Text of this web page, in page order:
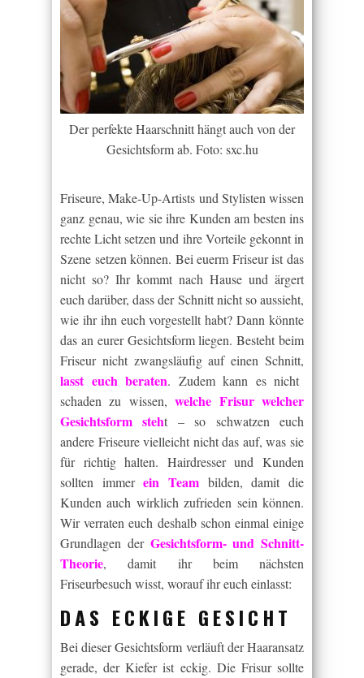
Der perfekte Haarschnitt hängt auch von der
Gesichtsform ab. Foto: sxc.hu
Friseure, Make-Up-Artists und Stylisten wissen
ganz genau, wie sie ihre Kunden am besten ins
rechte Licht setzen und ihre Vorteile gekonnt in
Szene setzen können. Bei euerm Friseur ist das
nicht so? Ihr kommt nach Hause und ärgert
euch darüber, dass der Schnitt nicht so aussieht,
wie ihr ihn euch vorgestellt habt? Dann könnte
das an eurer Gesichtsform liegen. Besteht beim
Friseur nicht zwangsläufig auf einen Schnitt,
lasst euch beraten. Zudem kann es nicht
schaden zu wissen,welche Frisur welcher
Gesichtsform steht – so schwatzen euch
andere Friseure vielleicht nicht das auf, was sie
für richtig halten. Hairdresser und Kunden
sollten immerein Team bilden, damit die
Kunden auch wirklich zufrieden sein können.
Wir verraten euch deshalb schon einmal einige
Grundlagen der Gesichtsform- und Schnitt-
Theorie, damit ihr beim nächsten
Friseurbesuch wisst, worauf ihr euch einlasst:
DAS ECKIGE GESICHT
Bei dieser Gesichtsform verläuft der Haaransatz
gerade, der Kiefer ist eckig. Die Frisur sollte